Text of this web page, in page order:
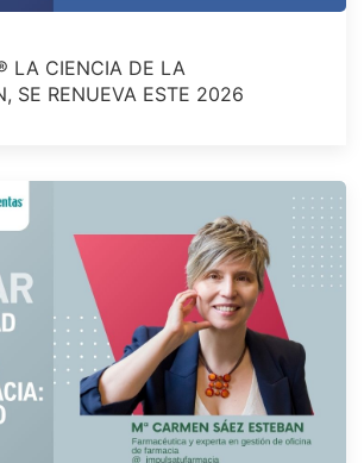
LA CIENCIA DE LA
SE RENUEVA ESTE 2026